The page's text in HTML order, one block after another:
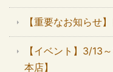
【重要なお知らせ
【イベント】3/13
本店】